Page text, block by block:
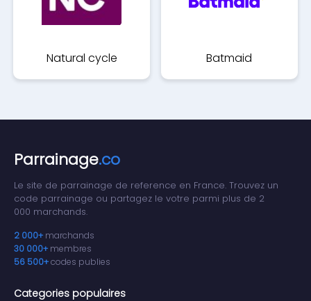
Natural cycle Batmaid
Parrainage.co
Le site de parrainage de reference en France. Trouvez un
code parrainage ou partagez le votre parmi plus de 2
000 marchands.
2 000+ marchands
30 000+ membres
56 500+codes publies
Categories populaires